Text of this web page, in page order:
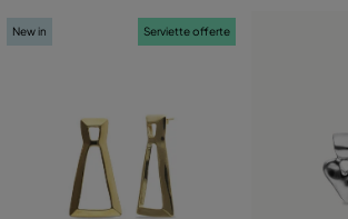
New in Serviette offerte